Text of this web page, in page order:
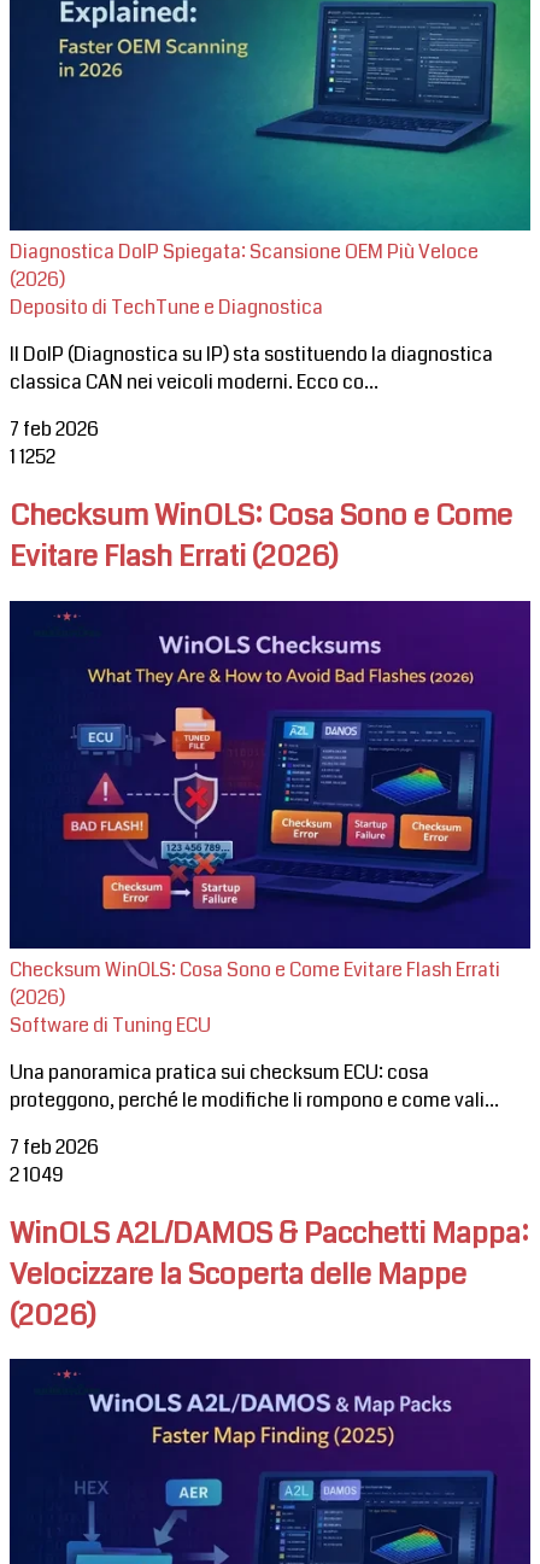
Diagnostica DoIP Spiegata: Scansione OEM Più Veloce
(2026)
Deposito di TechTune e Diagnostica
Il DoIP (Diagnostica su IP) sta sostituendo la diagnostica
classica CAN nei veicoli moderni. Ecco co...
7 feb 2026
11252
Checksum WinOLS: Cosa Sono e Come
Evitare Flash Errati (2026)
Checksum WinOLS: Cosa Sono e Come Evitare Flash Errati
(2026)
Software di Tuning ECU
Una panoramica pratica sui checksum ECU: cosa
proteggono, perché le modifiche li rompono e come vali...
7 feb 2026
21049
WinOLS A2L/DAMOS & Pacchetti Mappa:
Velocizzare la Scoperta delle Mappe
(2026)